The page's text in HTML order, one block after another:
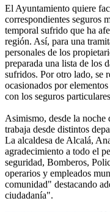
El Ayuntamiento quiere
correspondientes seguros
temporal sufrido que ha
región. Así, para una
personales de los
preparada una lista de los
sufridos. Por otro lado, se
ocasionados por
con los seguros
Asimismo, desde la
trabaja desde distintos
La alcaldesa de Alcalá,
agradecimiento a todo el
seguridad, Bomberos,
operarios y empleados
comunidad" destacando
ciudadanía".